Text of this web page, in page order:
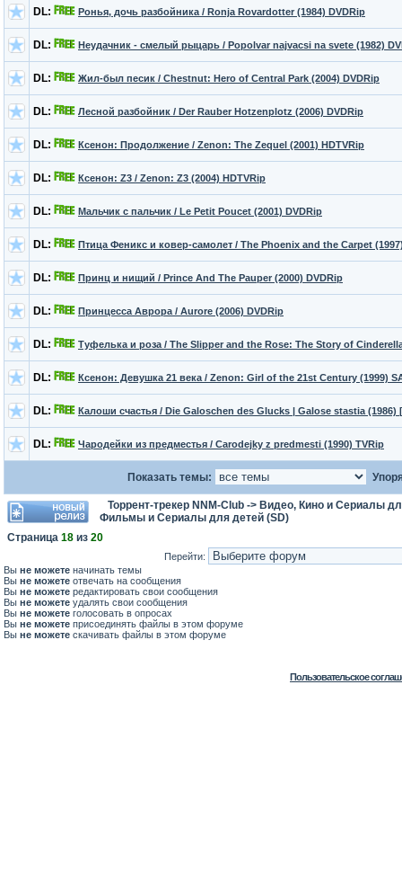
DL: Ронья, дочь разбойника / Ronja Rоvardotter (1984) DVDRip
DL: Неудачник - смелый рыцарь / Popolvar najvacsi na svete (1982)
DL: Жил-был песик / Chestnut: Hero of Central Park (2004) DVDRip
DL: Лесной разбойник / Der Rauber Hotzenplotz (2006) DVDRip
DL: Ксенон: Продолжение / Zenon: The Zequel (2001) HDTVRip
DL: Ксенон: Z3 / Zenon: Z3 (2004) HDTVRip
DL: Мальчик с пальчик / Le Petit Poucet (2001) DVDRip
DL: Птица Феникс и ковер-самолет / The Phoenix and the Carpet
DL: Принц и нищий / Prince And The Pauper (2000) DVDRip
DL: Принцесса Аврора / Aurore (2006) DVDRip
DL: Туфелька и роза / The Slipper and the Rose: The Story of
DL: Ксенон: Девушка 21 века / Zenon: Girl of the 21st Century (1999)
DL: Калоши счастья / Die Galoschen des Glucks | Galose stastia (1986)
DL: Чародейки из предместья / Carodejky z predmesti (1990) TVRip
Показать темы:
Торрент-трекер NNM-Club -> Видео, Кино и Сериалы
Фильмы и Сериалы для детей (SD)
Страница 18 из 20
Перейти:
Вы не можете начинать темы
Вы не можете отвечать на сообщения
Вы не можете редактировать свои сообщения
Вы не можете удалять свои сообщения
Вы не можете голосовать в опросах
Вы не можете присоединять файлы в этом форуме
Вы не можете скачивать файлы в этом форуме
Пользовательское